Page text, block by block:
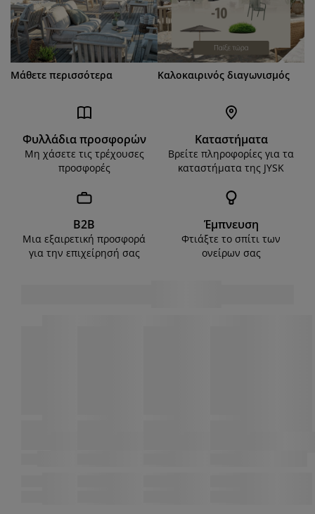
Μάθετε περισσότερα Καλοκαιρινός διαγωνισμός
Φυλλάδια προσφορών
Μη χάσετε τις τρέχουσες
προσφορές
Καταστήματα
Βρείτε πληροφορίες για τα
καταστήματα της JYSK
B2B
Μια εξαιρετική προσφορά
για την επιχείρησή σας
Έμπνευση
Φτιάξτε το σπίτι των
ονείρων σας